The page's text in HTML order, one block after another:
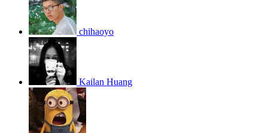
chihaoyo
Kailan Huang